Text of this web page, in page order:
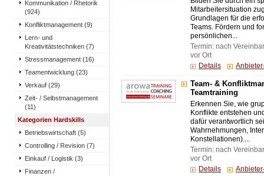
Kommunikation / Rhetorik
(924)
Konfliktmanagement (9)
Lern- und
Kreativitätstechniken (7)
Stressmanagement (16)
Teamentwicklung (23)
Verkauf (29)
Zeit- / Selbstmanagement
(11)
Kategorien Hardskills
Betriebswirtschaft (5)
Controlling / Revision (7)
Einkauf / Logistik (3)
Finanzen /
Mitarbeitersituation
Grundlagen für die
Teams. Fördern und
persönlichen...
Termin: nach
vor Ort
Details
Team- &
Teamtraining
Erkennen Sie, wie
Konflikte entstehen
dafür verantwortlich
Wahrnehmungen,
Konstellationen)....
Termin: nach
vor Ort
Details